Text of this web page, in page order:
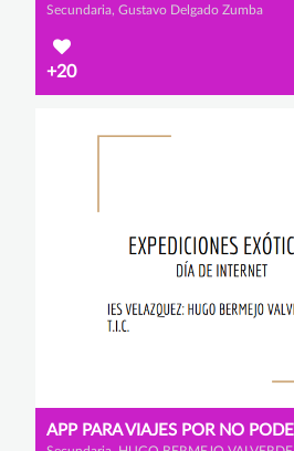
Secundaria, Gustavo Delgado Zumba
+20